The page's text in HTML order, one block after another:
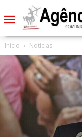
Início Notícias